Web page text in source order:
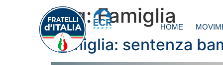
HOME
Tag:Famiglia
Famiglia: sentenza